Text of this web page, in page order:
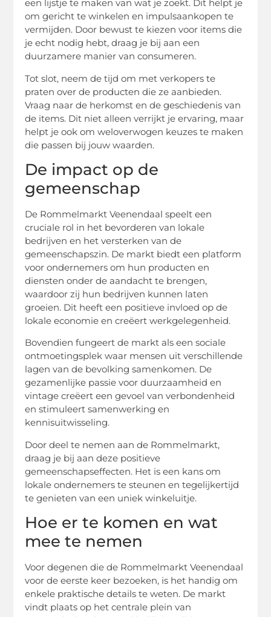
een lijstje te maken van wat je zoekt. Dit helpt je
om gericht te winkelen en impulsaankopen te
vermijden. Door bewust te kiezen voor items die
je echt nodig hebt, draag je bij aan een
duurzamere manier van consumeren.
Tot slot, neem de tijd om met verkopers te
praten over de producten die ze aanbieden.
Vraag naar de herkomst en de geschiedenis van
de items. Dit niet alleen verrijkt je ervaring, maar
helpt je ook om weloverwogen keuzes te maken
die passen bij jouw waarden.
De impact op de
gemeenschap
De Rommelmarkt Veenendaal speelt een
cruciale rol in het bevorderen van lokale
bedrijven en het versterken van de
gemeenschapszin. De markt biedt een platform
voor ondernemers om hun producten en
diensten onder de aandacht te brengen,
waardoor zij hun bedrijven kunnen laten
groeien. Dit heeft een positieve invloed op de
lokale economie en creëert werkgelegenheid.
Bovendien fungeert de markt als een sociale
ontmoetingsplek waar mensen uit verschillende
lagen van de bevolking samenkomen. De
gezamenlijke passie voor duurzaamheid en
vintage creëert een gevoel van verbondenheid
en stimuleert samenwerking en
kennisuitwisseling.
Door deel te nemen aan de Rommelmarkt,
draag je bij aan deze positieve
gemeenschapseffecten. Het is een kans om
lokale ondernemers te steunen en tegelijkertijd
te genieten van een uniek winkeluitje.
Hoe er te komen en wat
mee te nemen
Voor degenen die de Rommelmarkt Veenendaal
voor de eerste keer bezoeken, is het handig om
enkele praktische details te weten. De markt
vindt plaats op het centrale plein van